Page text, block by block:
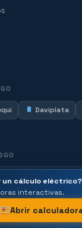
Daviplata
5 módulos gratis
un cálculo eléctrico?
interactivas.
Abrir